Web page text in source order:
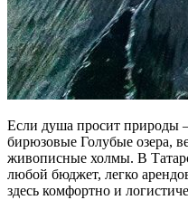
Если душа просит природы
бирюзовые Голубые озера,
живописные холмы. В
любой бюджет, легко
здесь комфортно и